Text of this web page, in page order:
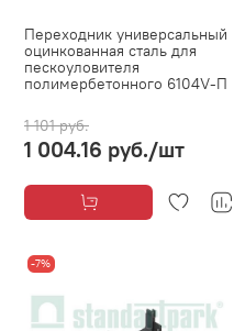
Переходник универсальный
оцинкованная сталь для
пескоуловителя
полимербетонного 6104V-П
1 101 руб.
1 004.16 руб./шт
-7%